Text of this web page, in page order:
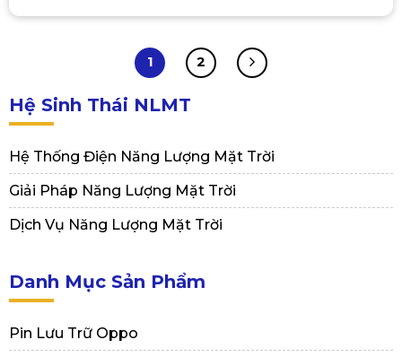
1 2
Hệ Sinh Thái NLMT
Hệ Thống Điện Năng Lượng Mặt Trời
Giải Pháp Năng Lượng Mặt Trời
Dịch Vụ Năng Lượng Mặt Trời
Danh Mục Sản Phẩm
Pin Lưu Trữ Oppo